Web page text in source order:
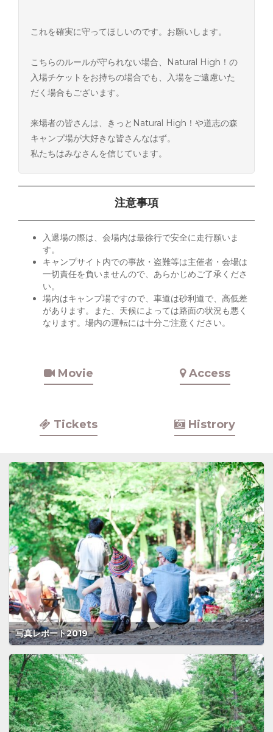
これを確実に守ってほしいのです。お願いします。
こちらのルールが守られない場合、Natural High！の
入場チケットをお持ちの場合でも、入場をご遠慮いた
だく場合もございます。
来場者の皆さんは、きっとNatural High！や道志の森
キャンプ場が大好きな皆さんなはず。
私たちはみなさんを信じています。
注意事項
入退場の際は、会場内は最徐行で安全に走行願いま
す。
キャンプサイト内での事故・盗難等は主催者・会場は
一切責任を負いませんので、あらかじめご了承くださ
い。
場内はキャンプ場ですので、車道は砂利道で、高低差
があります。また、天候によっては路面の状況も悪く
なります。場内の運転には十分ご注意ください。
Movie Access
Tickets Histrory
写真レポート2019